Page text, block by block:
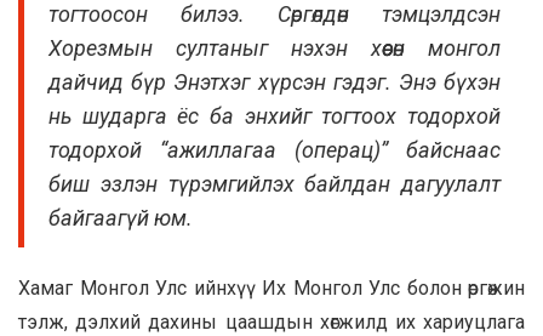
тогтоосон билээ. Сөргөлдөн тэмцэлдсэн
Хорезмын султаныг нэхэн хөөсөн монгол
дайчид бүр Энэтхэг хүрсэн гэдэг. Энэ бүхэн
нь шударга ёс ба энхийг тогтоох тодорхой
тодорхой “ажиллагаа (операц)” байснаас
биш эзлэн түрэмгийлэх байлдан дагуулалт
байгаагүй юм.
Хамаг Монгол Улс ийнхүү Их Монгол Улс болон өргөжин
тэлж, дэлхий дахины цаашдын хөгжилд их хариуцлага